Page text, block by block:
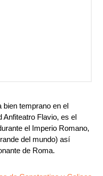
bien temprano en el
Anfiteatro Flavio, es el
el Imperio Romano,
del mundo) así
de Roma.